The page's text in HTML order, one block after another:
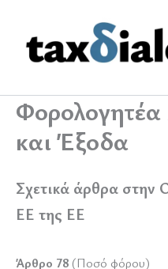
περιεχόμενο
και Έξοδα
Σχετικά άρθρα
ΕΕ της ΕΕ
Άρθρο 78 (Ποσό φόρου)